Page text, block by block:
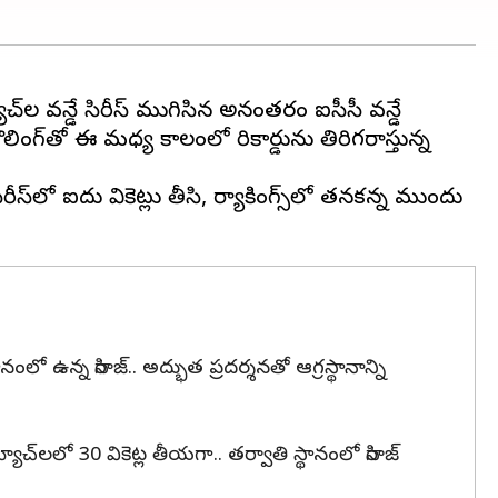
వన్డే సిరీస్ ముగిసిన అనంతరం ఐసీసీ వన్డే
ఈ మధ్య కాలంలో రికార్డును తిరిగరాస్తున్న
ఐదు వికెట్లు తీసి, ర్యాకింగ్స్‌లో తనకన్న ముందు
ఉన్న సిరాజ్.. అద్భుత ప్రదర్శనతో ఆగ్రస్థానాన్ని
30 వికెట్ల తీయగా.. తర్వాతి స్థానంలో సిరాజ్